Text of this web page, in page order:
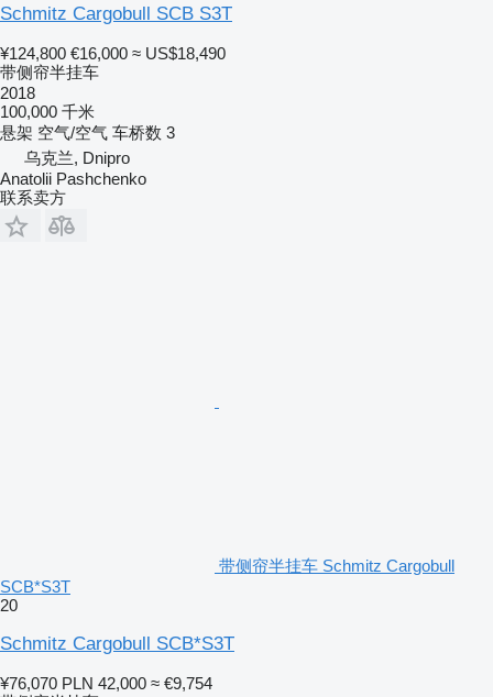
Schmitz Cargobull SCB S3T
¥124,800 €16,000 ≈ US$18,490
带侧帘半挂车
2018
100,000 千米
悬架 空气/空气 车桥数 3
乌克兰, Dnipro
Anatolii Pashchenko
联系卖方
带侧帘半挂车 Schmitz Cargobull
SCB*S3T
20
Schmitz Cargobull SCB*S3T
¥76,070 PLN 42,000 ≈ €9,754